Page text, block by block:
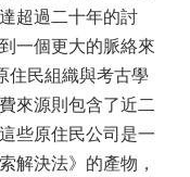
超過二十年的討
一個更大的脈絡來
住民組織與考古學
來源則包含了近二
些原住民公司是一
解決法》的產物，